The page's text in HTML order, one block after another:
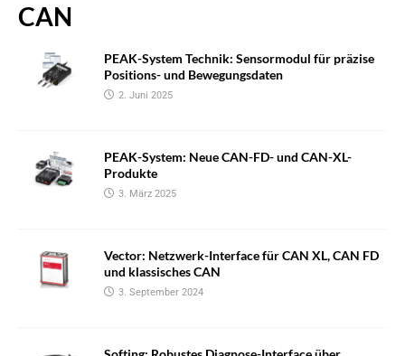
CAN
PEAK-System Technik: Sensormodul für präzise
Positions- und Bewegungsdaten
2. Juni 2025
PEAK-System: Neue CAN-FD- und CAN-XL-
Produkte
3. März 2025
Vector: Netzwerk-Interface für CAN XL, CAN FD
und klassisches CAN
3. September 2024